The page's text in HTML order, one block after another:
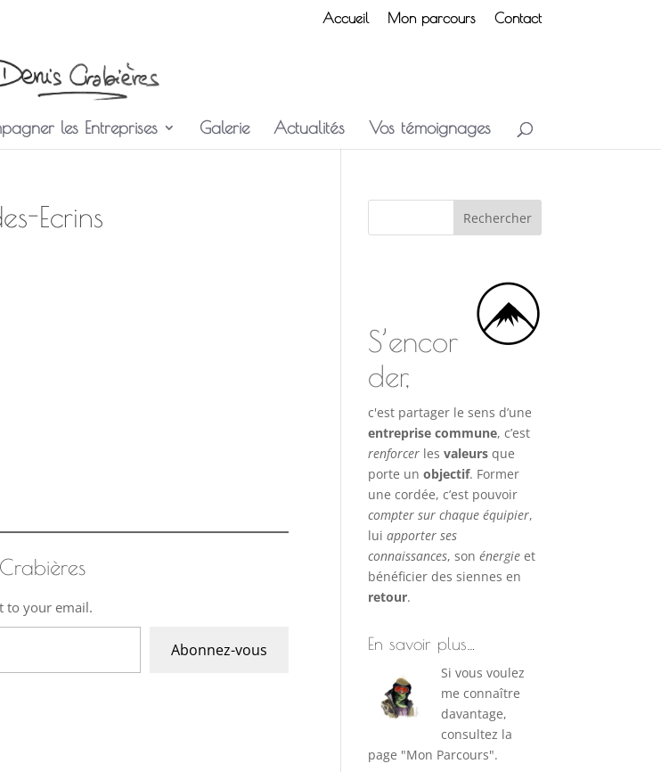
Accueil Mon parcours Contact
les Entreprises Galerie Actualités Vos témoignages
Ecrins
to your email.
Abonnez-vous
S’encor
der,
c'est partager le sens d’une
entreprise commune, c’est
renforcer lesvaleurs que
porte unobjectif. Former
une cordée, c’est pouvoir
compter sur chaque équipier,
luiapporter ses
connaissances, sonénergie et
bénéficier des siennes en
retour.
En savoir plus…
Si vous voulez
me connaître
davantage,
consultez la
page "Mon Parcours".